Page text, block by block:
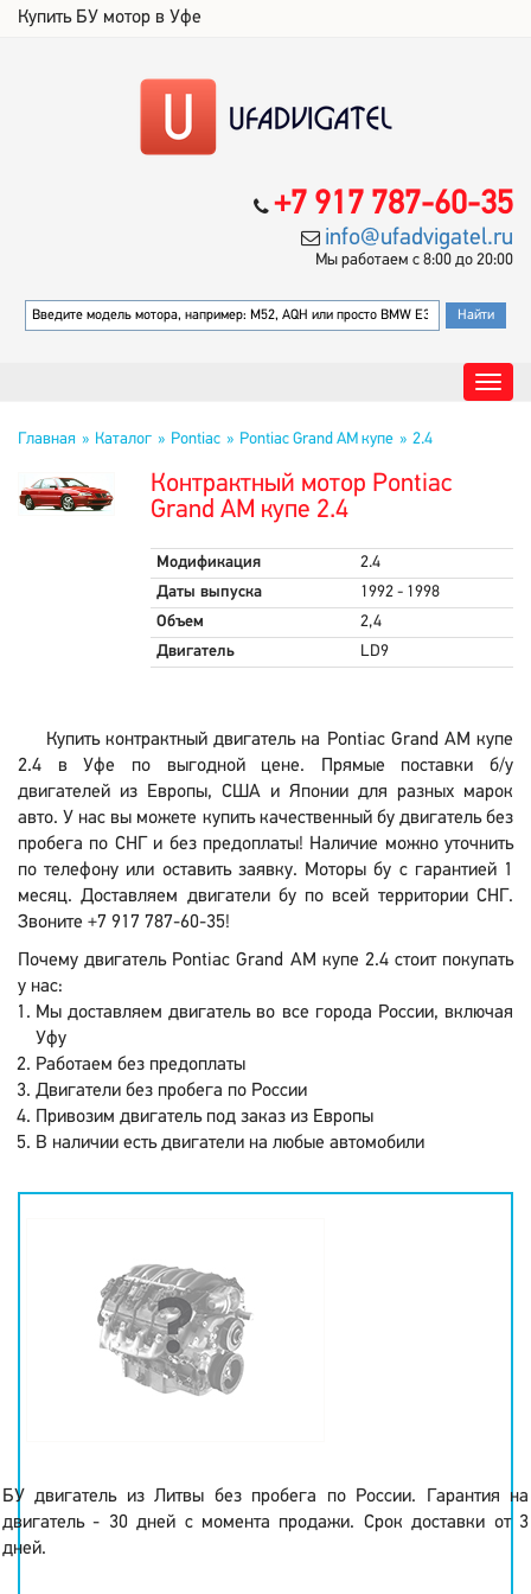
Купить БУ мотор в Уфе
+7 917 787-60-35
info@ufadvigatel.ru
Мы работаем с 8:00 до 20:00
Главная Каталог Pontiac Pontiac Grand AM купе 2.4
Контрактный мотор Pontiac
Grand AM купе 2.4
Модификация
2.4
Даты выпуска
1992 - 1998
Объем
2,4
Двигатель
LD9
Купить контрактный двигатель на Pontiac Grand AM купе
2.4 в Уфе по выгодной цене. Прямые поставки б/у
двигателей из Европы, США и Японии для разных марок
авто. У нас вы можете купить качественный бу двигатель без
пробега по СНГ и без предоплаты! Наличие можно уточнить
по телефону или оставить заявку. Моторы бу с гарантией 1
месяц. Доставляем двигатели бу по всей территории СНГ.
Звоните +7 917 787-60-35!
Почему двигатель Pontiac Grand AM купе 2.4 стоит покупать
у нас:
Мы доставляем двигатель во все города России, включая
Уфу
Работаем без предоплаты
Двигатели без пробега по России
Привозим двигатель под заказ из Европы
В наличии есть двигатели на любые автомобили
БУ двигатель из Литвы без пробега по России. Гарантия на
двигатель - 30 дней с момента продажи. Срок доставки от 3
дней.